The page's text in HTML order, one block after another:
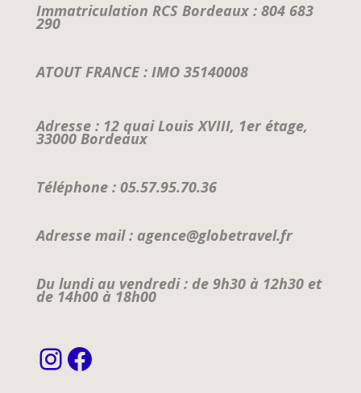
Immatriculation RCS Bordeaux : 804 683
290
ATOUT FRANCE : IMO 35140008
Adresse : 12 quai Louis XVIII, 1er étage,
33000 Bordeaux
Téléphone : 05.57.95.70.36
Adresse mail : agence@globetravel.fr
Du lundi au vendredi : de 9h30 à 12h30 et
de 14h00 à 18h00
Instagram
Facebook